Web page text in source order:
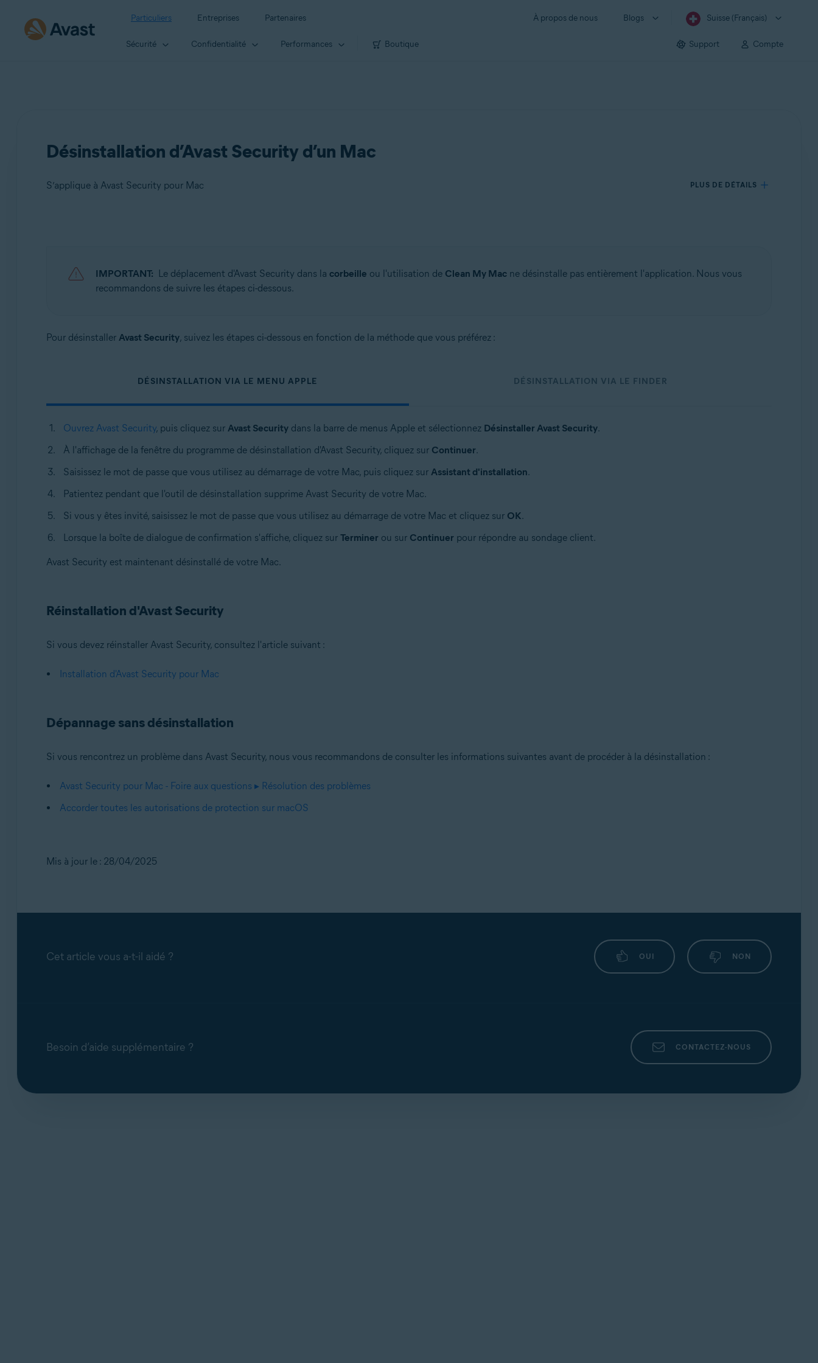
Particuliers Entreprises Partenaires À propos de nous Blogs Suisse (Français)
Sécurité Confidentialité Performances Boutique Support Compte
Désinstallation d’Avast Security d’un Mac
S’applique à Avast Security pour Mac PLUS DE DÉTAILS
Systèmes d'exploitation:
Apple macOS 10.15.x (Catalina)
Apple Mac OS X 10.11.x (El Capitan)
IMPORTANT: Le déplacement d'Avast Security dans la corbeille ou l'utilisation de Clean My Macne désinstalle pas entièrement l'application. Nous vous
recommandons de suivre les étapes ci-dessous.
Pour désinstaller Avast Security, suivez les étapes ci-dessous en fonction de la méthode que vous préférez :
DÉSINSTALLATION VIA LE MENU APPLE DÉSINSTALLATION VIA LE FINDER
Ouvrez Avast Security, puis cliquez sur Avast Securitydans la barre de menus Apple et sélectionnez Désinstaller Avast Security.
À l'affichage de la fenêtre du programme de désinstallation d'Avast Security, cliquez sur Continuer.
Saisissez le mot de passe que vous utilisez au démarrage de votre Mac, puis cliquez sur Assistant d'installation.
Patientez pendant que l'outil de désinstallation supprime Avast Security de votre Mac.
Si vous y êtes invité, saisissez le mot de passe que vous utilisez au démarrage de votre Mac et cliquez sur OK.
Lorsque la boîte de dialogue de confirmation s'affiche, cliquez sur Terminer ou sur Continuer pour répondre au sondage client.
Avast Security est maintenant désinstallé de votre Mac.
Réinstallation d'Avast Security
Si vous devez réinstaller Avast Security, consultez l'article suivant :
Installation d'Avast Security pour Mac
Dépannage sans désinstallation
Si vous rencontrez un problème dans Avast Security, nous vous recommandons de consulter les informations suivantes avant de procéder à la désinstallation :
Avast Security pour Mac - Foire aux questions ▸ Résolution des problèmes
Accorder toutes les autorisations de protection sur macOS
Mis à jour le : 28/04/2025
Cet article vous a-t-il aidé ? OUI NON
Besoin d’aide supplémentaire ? CONTACTEZ-NOUS